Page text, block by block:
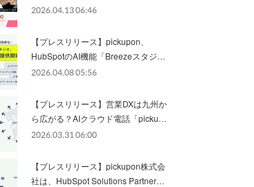
2026.04.13 06:46
【プレスリリース】pickupon、
HubSpotのAI機能「Breezeスタジ…
2026.04.08 05:56
【プレスリリース】営業DXは九州か
ら広がる？AIクラウド電話「picku…
2026.03.31 06:00
【プレスリリース】pickupon株式会
社は、HubSpot Solutions Partner…